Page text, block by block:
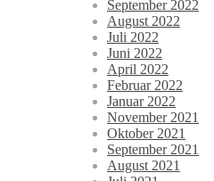
September 2022
August 2022
Juli 2022
Juni 2022
April 2022
Februar 2022
Januar 2022
November 2021
Oktober 2021
September 2021
August 2021